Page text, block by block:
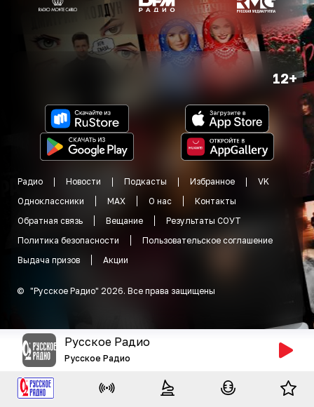
12+
Радио Новости Подкасты Избранное
VK
Одноклассники
MAX О нас
Контакты
Обратная связь
Вещание
Результаты СОУТ
Политика безопасности
Пользовательское соглашение
Выдача призов
Акции
© "Русское Радио" 2026. Все права защищены
Русское Радио
Русское Радио